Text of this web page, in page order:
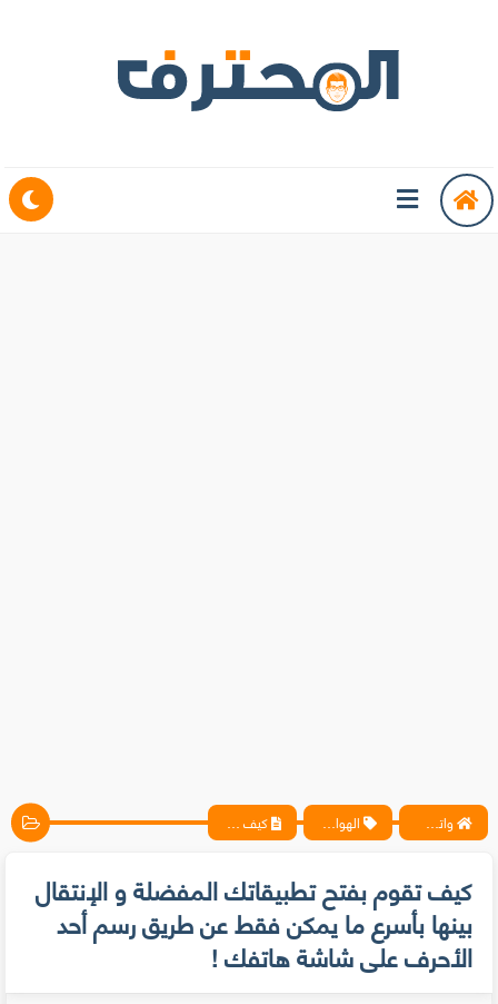
واتس آب ، فيسبوك ، أنترنت ، شروحات تقنية حصرية - المحترف الهواتف الذكية كيف تقوم بفتح تطبيقاتك المفضلة و الإنتقال بينها بأسرع ما يمكن فقط عن طريق رسم أحد الأحرف على شاشة هاتفك !
كيف تقوم بفتح تطبيقاتك المفضلة و الإنتقال
بينها بأسرع ما يمكن فقط عن طريق رسم أحد
الأحرف على شاشة هاتفك !